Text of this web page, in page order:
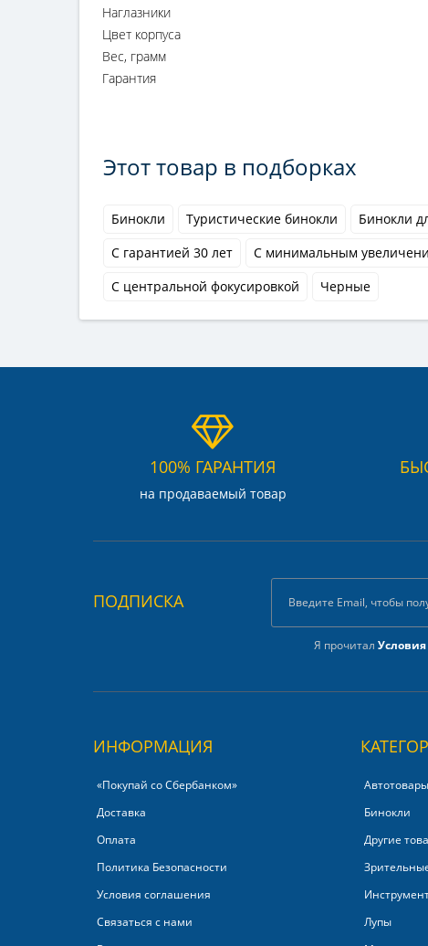
Наглазники
Цвет корпуса
Вес, грамм
Гарантия
Этот товар в подборках
Бинокли Туристические бинокли Бинокли
С гарантией 30 лет
С минимальным
С центральной фокусировкой
Черные
100% ГАРАНТИЯ
на продаваемый товар
ПОДПИСКА
Я прочитал
ИНФОРМАЦИЯ
«Покупай со Сбербанком»‎
Доставка
Оплата
Политика Безопасности
Условия соглашения
Связаться с нами
Бинокли
Другие
Лупы